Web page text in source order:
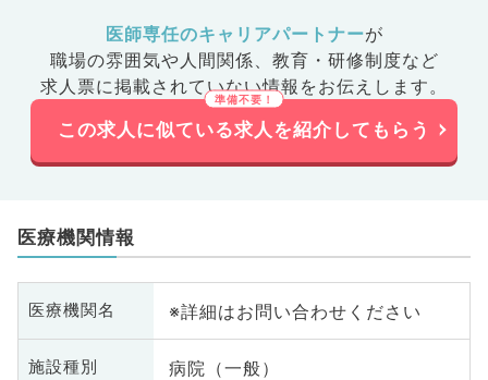
医師専任のキャリアパートナーが
職場の雰囲気や人間関係、 教育・研修制度など
求人票に掲載されていない情報をお伝えします。
この求人に似ている求人を紹介してもらう
医療機関情報
医療機関名 ※詳細はお問い合わせください
施設種別 病院（一般）